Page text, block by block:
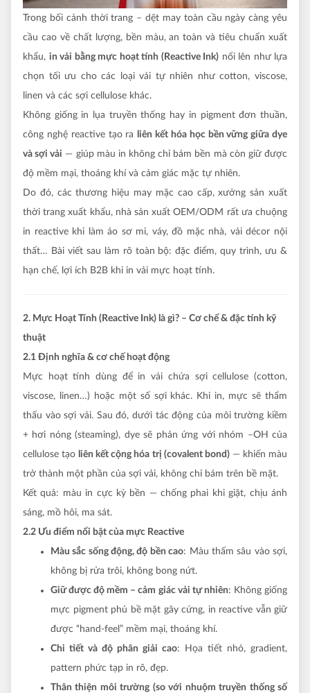
Trong bối cảnh thời trang – dệt may toàn cầu ngày càng yêu
cầu cao về chất lượng, bền màu, an toàn và tiêu chuẩn xuất
khẩu, in vải bằng mực hoạt tính (Reactive Ink) nổi lên như lựa
chọn tối ưu cho các loại vải tự nhiên như cotton, viscose,
linen và các sợi cellulose khác.
Không giống in lụa truyền thống hay in pigment đơn thuần,
công nghệ reactive tạo ra
liên kết hóa học bền vững giữa dye
và sợi vải — giúp màu in không chỉ bám bền mà còn giữ được
độ mềm mại, thoáng khí và cảm giác mặc tự nhiên.
Do đó, các thương hiệu may mặc cao cấp, xưởng sản xuất
thời trang xuất khẩu, nhà sản xuất OEM/ODM rất ưa chuộng
in reactive khi làm áo sơ mi, váy, đồ mặc nhà, vải décor nội
thất… Bài viết sau làm rõ toàn bộ: đặc điểm, quy trình, ưu &
hạn chế, lợi ích B2B khi in vải mực hoạt tính.
2. Mực Hoạt Tính (Reactive Ink) là gì? – Cơ chế & đặc tính kỹ
thuật
2.1 Định nghĩa & cơ chế hoạt động
Mực hoạt tính dùng để in vải chứa sợi cellulose (cotton,
viscose, linen…) hoặc một số sợi khác. Khi in, mực sẽ thẩm
thấu vào sợi vải. Sau đó, dưới tác động của môi trường kiềm
+ hơi nóng (steaming), dye sẽ phản ứng với nhóm –OH của
cellulose tạo liên kết cộng hóa trị (covalent bond)— khiến màu
trở thành một phần của sợi vải, không chỉ bám trên bề mặt.
Kết quả: màu in cực kỳ bền — chống phai khi giặt, chịu ánh
sáng, mồ hôi, ma sát.
2.2 Ưu điểm nổi bật của mực Reactive
Màu sắc sống động, độ bền cao: Màu thấm sâu vào sợi,
không bị rửa trôi, không bong nứt.
Giữ được độ mềm – cảm giác vải tự nhiên: Không giống
mực pigment phủ bề mặt gây cứng, in reactive vẫn giữ
được “hand-feel” mềm mại, thoáng khí.
Chi tiết và độ phân giải cao: Họa tiết nhỏ, gradient,
pattern phức tạp in rõ, đẹp.
Thân thiện môi trường (so với nhuộm truyền thống số